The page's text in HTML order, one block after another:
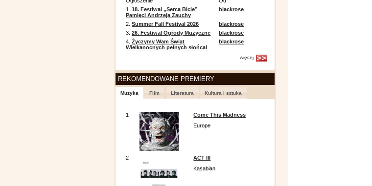
1.18. Festiwal „Serca Bicie”
Pamięci Andrzeja Zauchy
blackrose
2.Summer Fall Festival 2026
blackrose
3.26. Festiwal Ogrody Muzyczne
blackrose
4.Życzymy Wam Świąt
Wielkanocnych pełnych słońca!
blackrose
więcej
REKOMENDOWANE PREMIERY
Muzyka Film Literatura Kultura i sztuka
1
Come This Madness
Europe
2
ACT III
Kasabian